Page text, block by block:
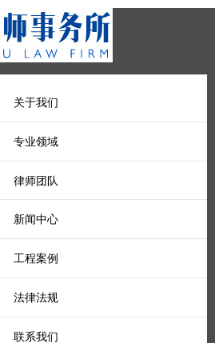
关于我们
专业领域
律师团队
新闻中心
工程案例
法律法规
联系我们